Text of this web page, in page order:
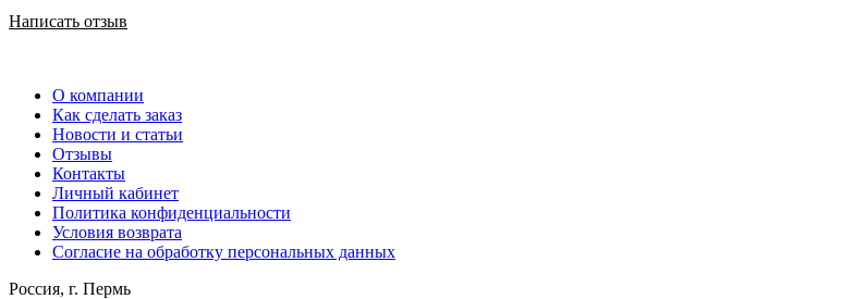
Написать отзыв
О компании
Как сделать заказ
Новости и статьи
Отзывы
Контакты
Личный кабинет
Политика конфиденциальности
Условия возврата
Согласие на обработку персональных данных
Россия, г. Пермь